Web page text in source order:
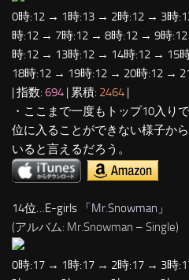
0時:12 → 1時:13 → 2時:12 → 3時
時:12 → 7時:12 → 8時:12 → 9時
時:12 → 13時:12 → 14時:12 → 15
18時:12 → 19時:12 → 20時:12 →
| 指数: 694 | 累積: 2464 |
・ここまで一度もトップ10入り
位に入ることができない様子か
いると言えるだろう。
14位…E-girls 「 Mr.Snowman 」
(アルバム: Mr.Snowman – Single)
0時:17 → 1時:17 → 2時:17 → 3時